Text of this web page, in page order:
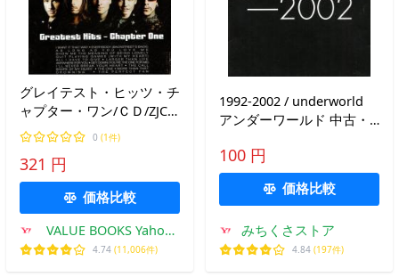
グレイテスト・ヒッツ・チ
ャプター・ワン/ＣＤ/ZJCI-
10051 中古
0 (1件)
321 円
価格比較
VALUE BOOKS Yahoo!
店
4.74 (11,006件)
1992-2002 / underworld
アンダーワールド 中古・
100 円
価格比較
みちくさストア
4.84 (197件)